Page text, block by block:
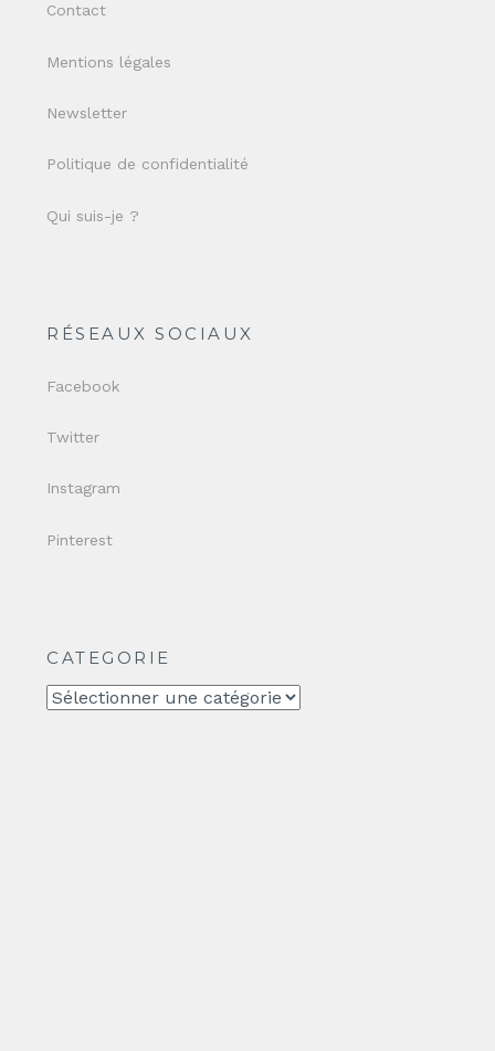
Contact
Mentions légales
Newsletter
Politique de confidentialité
Qui suis-je ?
RÉSEAUX SOCIAUX
Facebook
Twitter
Instagram
Pinterest
CATEGORIE
CATEGORIE